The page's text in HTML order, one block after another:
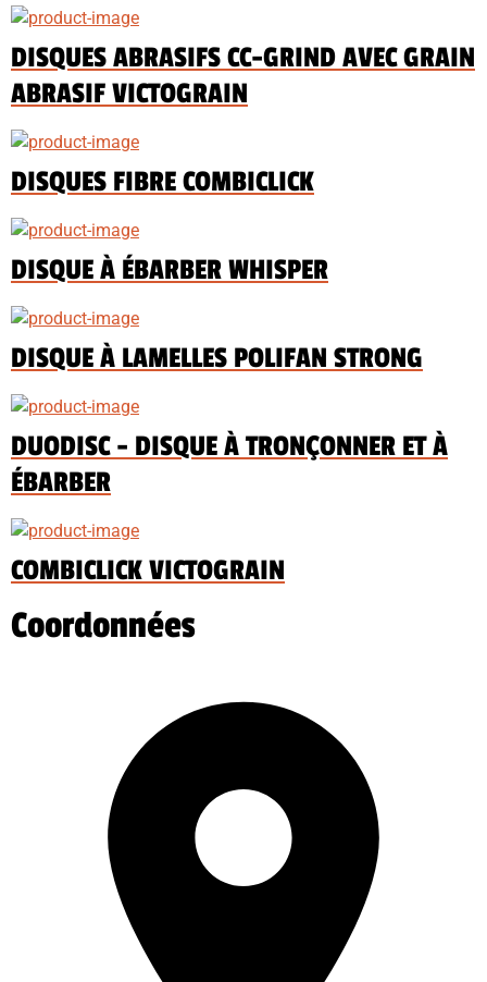
DISQUES ABRASIFS CC-GRIND AVEC GRAIN
ABRASIF VICTOGRAIN
DISQUES FIBRE COMBICLICK
DISQUE À ÉBARBER WHISPER
DISQUE À LAMELLES POLIFAN STRONG
DUODISC - DISQUE À TRONÇONNER ET À
ÉBARBER
COMBICLICK VICTOGRAIN
Coordonnées